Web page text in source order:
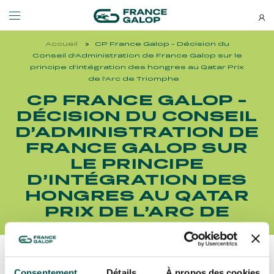
Événements et billetterie
LES ÉVÉNEMENTS
MEETING DE DEAUVILLE BARRIÈRE
MEETING DE DEAUVILLE BARRIÈRE
QATAR ARC TRIALS
QATAR ARC TRIALS
À LA DÉCOUVERTE DE L'HIPPODROME
À LA DÉCOUVERTE DE L'HIPPODROME
QATAR PRIX DE L'ARC DE TRIOMPHE
QATAR PRIX DE L'ARC DE TRIOMPHE
L'HIPPODROME EN FAMILLE
Découvrez-nous
DÉCOUVREZ-NOUS
QUI SOMMES-NOUS ?
QUI SOMMES-NOUS ?
NOS ENGAGEMENTS BIEN-ÊTRE ÉQUIN
NOS ENGAGEMENTS BIEN-ÊTRE ÉQUIN
RESPONSABILITÉ SOCIÉTALE
RESPONSABILITÉ SOCIÉTALE
NEWSLETTERS
Bons plans, nouveautés et
actus : ne ratez rien !
S’ABONNER
Accueil
CP France Galop - Décision du
Conseil d’Administration de France Galop sur le
principe d’intégration des hongres au Qatar Prix
de l’Arc de Triomphe
CP FRANCE GALOP -
DÉCISION DU CONSEIL
D’ADMINISTRATION DE
FRANCE GALOP SUR
LE PRINCIPE
D’INTÉGRATION DES
HONGRES AU QATAR
PRIX DE L’ARC DE
TRIOMPHE